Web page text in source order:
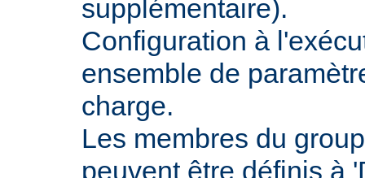
supplémentaire).
Configuration à
ensemble de
charge.
Les membres du
peuvent être définis à